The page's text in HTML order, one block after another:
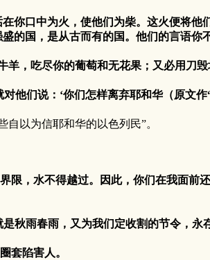
口中为火，使他们为柴。这火便将他
，是从古而有的国。他们的言语你不
吃尽你的葡萄和无花果；又必用刀毁
说：‘你们怎样离弃耶和华（原文作
以为信耶和华的以色列民”。
水不得越过。因此，你们在我面前还
雨春雨，又为我们定收割的节令，永
陷害人。